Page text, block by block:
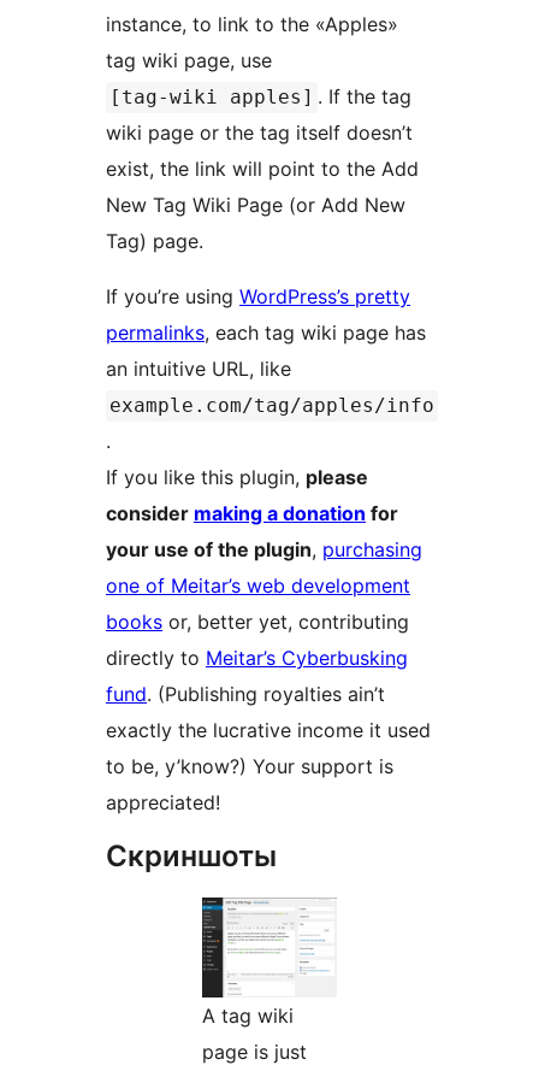
instance, to link to the «Apples»
tag wiki page, use
[tag-wiki apples] . If the tag
wiki page or the tag itself doesn’t
exist, the link will point to the Add
New Tag Wiki Page (or Add New
Tag) page.
If you’re using WordPress’s pretty
permalinks, each tag wiki page has
an intuitive URL, like
example.com/tag/apples/info
.
If you like this plugin, please
consider making a donation for
your use of the plugin, purchasing
one of Meitar’s web development
books or, better yet, contributing
directly to Meitar’s Cyberbusking
fund. (Publishing royalties ain’t
exactly the lucrative income it used
to be, y’know?) Your support is
appreciated!
Скриншоты
A tag wiki
page is just